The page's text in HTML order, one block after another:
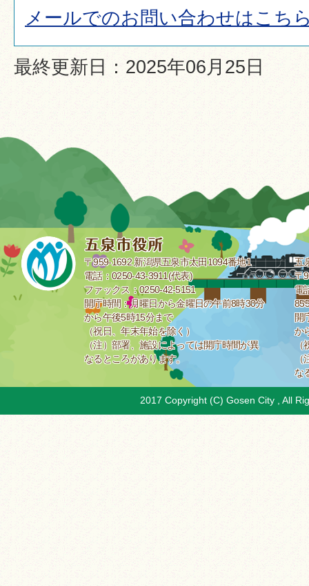
メールでのお問い合わせはこち
最終更新日：2025年06月25日
〒959-1692 新潟県五泉市太田1094番地1
電話：0250-43-3911(代表)
ファックス：0250-42-5151
開庁時間：月曜日から金曜日の午前8時30分
から午後5時15分まで
（祝日、年末年始を除く）
（注）部署、施設によっては開庁時間が異
なるところがあります。
五
〒
電
開
か
な
2017 Copyright (C) Gosen City , All